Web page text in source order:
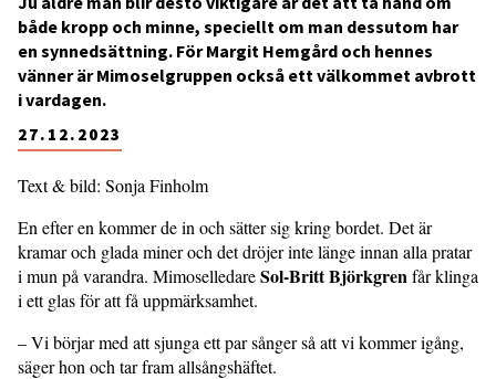
27.12.2023
både kropp och minne, speciellt om man dessutom har
en synnedsättning. För Margit Hemgård och hennes
vänner är Mimoselgruppen också ett välkommet avbrott
i vardagen.
Text & bild: Sonja Finholm
En efter en kommer de in och sätter sig kring bordet. Det är
kramar och glada miner och det dröjer inte länge innan alla pratar
i mun på varandra. MimoselledareSol-Britt Björkgrenfår klinga
i ett glas för att få uppmärksamhet.
– Vi börjar med att sjunga ett par sånger så att vi kommer igång,
säger hon och tar fram allsångshäftet.